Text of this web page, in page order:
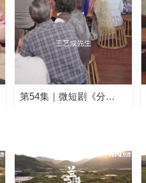
第55集｜微短剧《分…